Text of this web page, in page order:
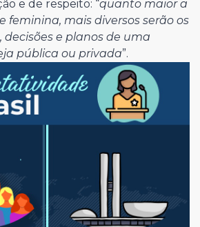
e de respeito: “quanto maior a
feminina, mais diversos serão os
decisões e planos de uma
pública ou privada”.